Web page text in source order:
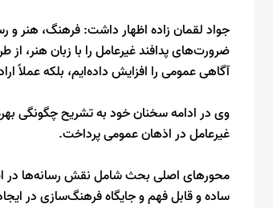
جواد لقمان زاده اظهار داشت: فرهنگ، هنر و
ضرورت‌های پدافند غیرعامل را با زبان هنر، از
آگاهی عمومی را افزایش داده‌ایم، بلکه عملاً
وی در ادامه سخنان خود به تشریح چگونگی
غیرعامل در اذهان عمومی پرداخت.
محورهای اصلی بحث شامل نقش رسانه‌ها در
ساده و قابل فهم و جایگاه فرهنگ‌سازی در